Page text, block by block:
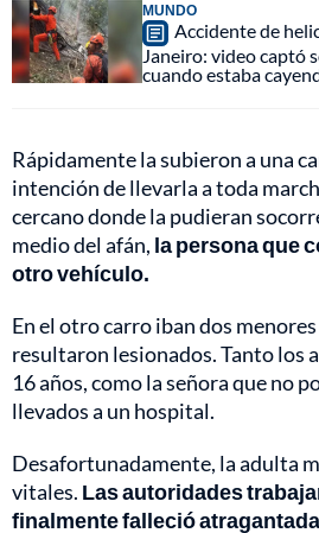
MUNDO
Accidente de
Janeiro: video captó
cuando estaba
Rápidamente la subieron a una
intención de llevarla a toda
cercano donde la pudieran
medio del afán, la persona que
otro vehículo.
En el otro carro iban dos
resultaron lesionados. Tanto los
16 años, como la señora que no
llevados a un hospital.
Desafortunadamente, la adulta
vitales. Las autoridades
finalmente falleció